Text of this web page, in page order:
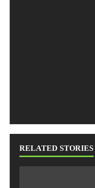
RELATED STORIES